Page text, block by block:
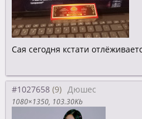
Сая сегодня кстати
#1027658 Дюшес
1080×1350 103.30Kb